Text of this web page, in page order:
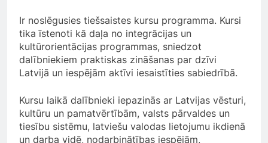
Ir noslēgusies tiešsaistes kursu programma. Kursi
tika īstenoti kā daļa no integrācijas un
kultūrorientācijas programmas, sniedzot
dalībniekiem praktiskas zināšanas par dzīvi
Latvijā un iespējām aktīvi iesaistīties sabiedrībā.
Kursu laikā dalībnieki iepazinās ar Latvijas vēsturi,
kultūru un pamatvērtībām, valsts pārvaldes un
tiesību sistēmu, latviešu valodas lietojumu ikdienā
un darba vidē, nodarbinātības iespējām,